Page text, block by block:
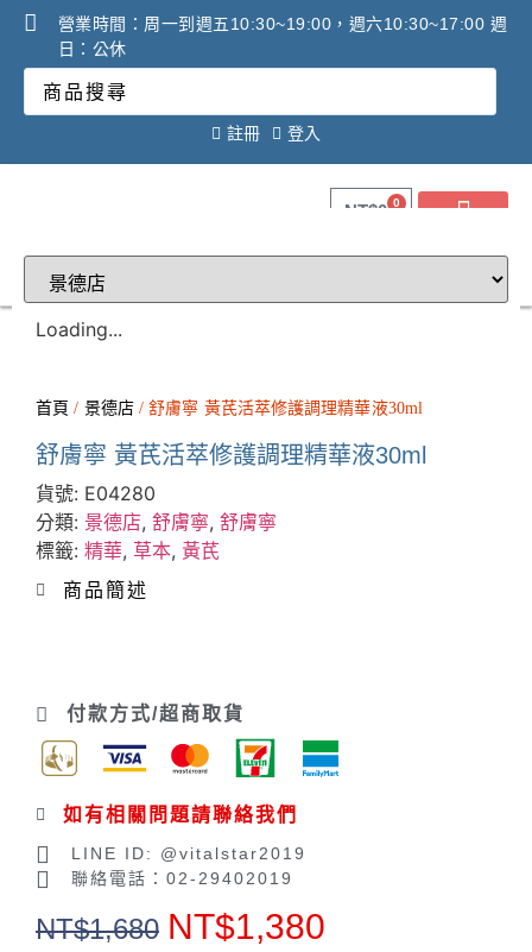
營業時間：周一到週五10:30~19:00，週六10:30~17:00 週
日：公休
註冊 登入
NT$0 0
Loading...
首頁 / 景德店/ 舒膚寧 黃芪活萃修護調理精華液30ml
舒膚寧 黃芪活萃修護調理精華液30ml
貨號: E04280
分類: 景德店, 舒膚寧, 舒膚寧
標籤: 精華, 草本, 黃芪
商品簡述
付款方式/超商取貨
如有相關問題請聯絡我們
LINE ID: @vitalstar2019
聯絡電話：02-29402019
NT$1,680 NT$1,380